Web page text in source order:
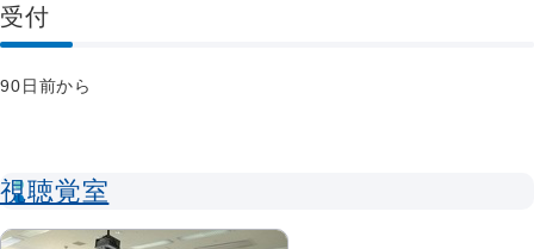
受付
90日前から
視聴覚室